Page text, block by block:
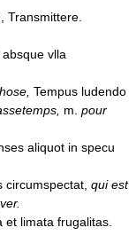
Transmittere.
vlla
Tempus ludendo
m. pour
aliquot in specu
circumspectat, qui est
et limata frugalitas.